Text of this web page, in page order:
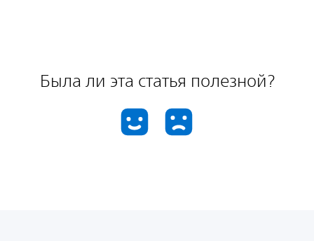
Была ли эта статья полезной?